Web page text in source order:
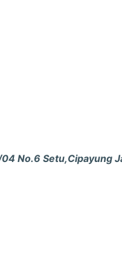
No.6 Setu,Cipayung